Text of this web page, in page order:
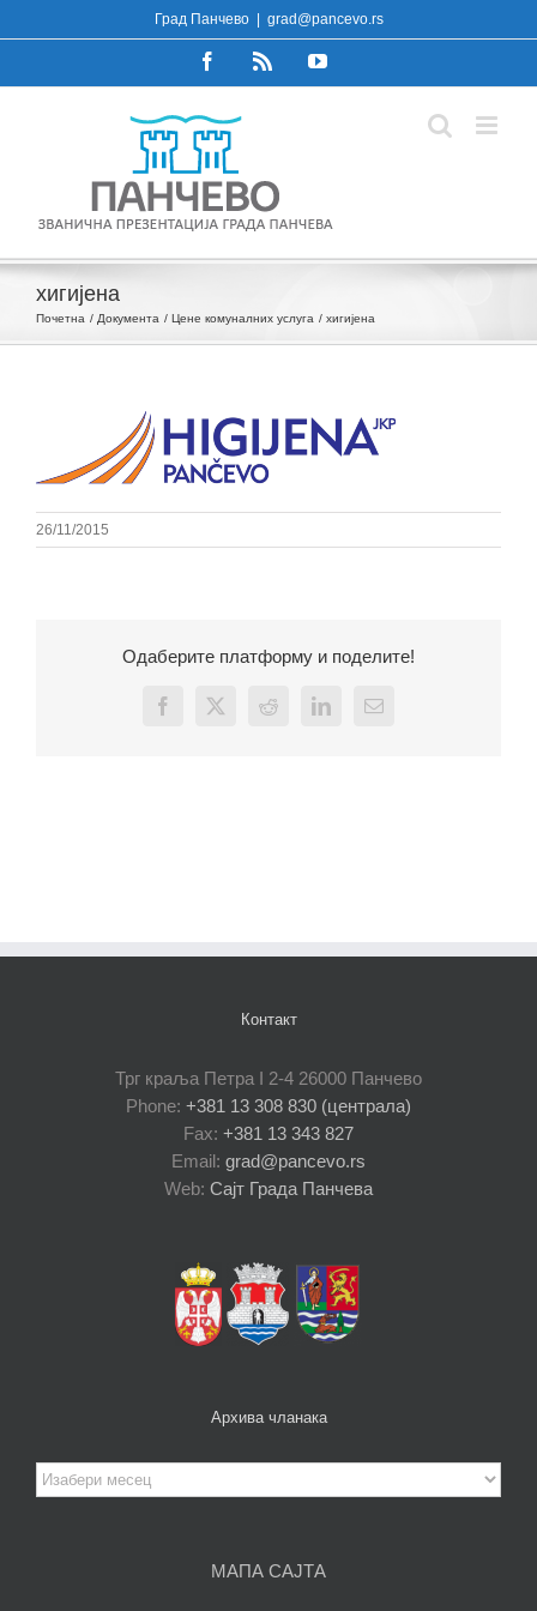
to
Град Панчево grad@pancevo.rs
FacebookRss YouTube
хигијена
Почетна Документа Цене комуналних услуга хигијена
26/11/2015
Одаберите платформу и поделите!
Facebook
X Reddit LinkedInEmail
Контакт
Трг краља Петра I 2-4 26000 Панчево
Phone: +381 13 308 830 (централа)
Fax: +381 13 343 827
Email: grad@pancevo.rs
Web: Сајт Града Панчева
Архива чланака
Архива
чланака
МАПА САЈТА